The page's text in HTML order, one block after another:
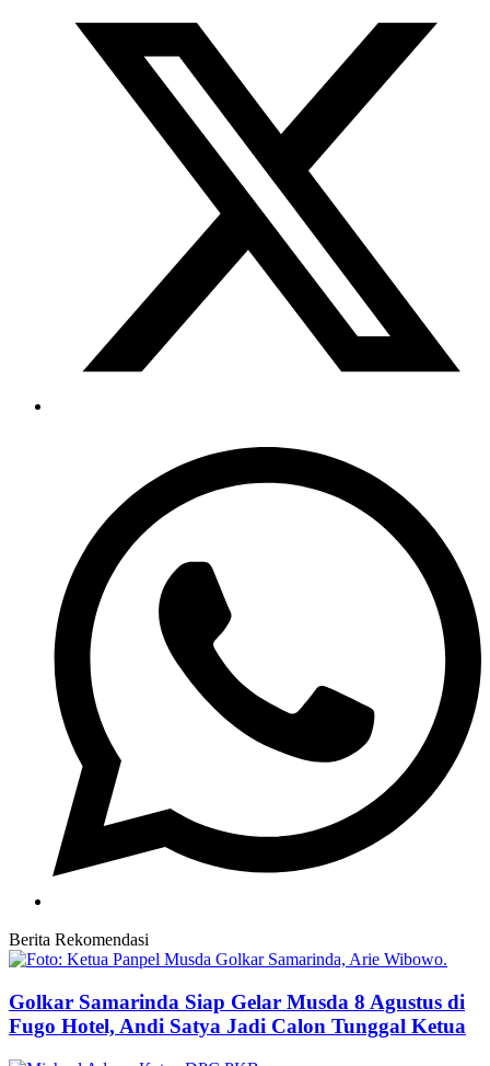
Berita Rekomendasi
Golkar Samarinda Siap Gelar Musda 8 Agustus di
Fugo Hotel, Andi Satya Jadi Calon Tunggal Ketua